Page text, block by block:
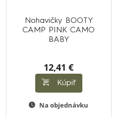
Nohavičky BOOTY
CAMP PINK CAMO
BABY
12,41 €
Kúpiť
Na objednávku